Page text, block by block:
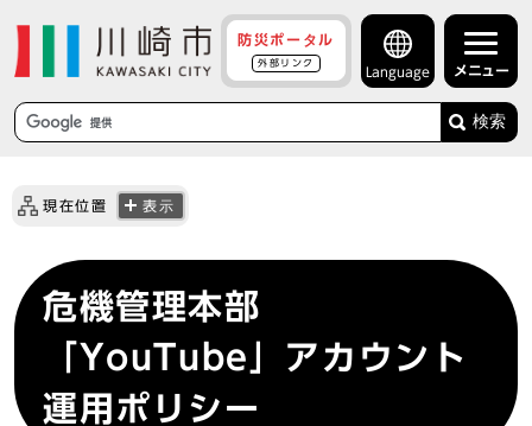
防災ポータル
外部リンク
Language メニュー
検索
現在位置 表示
危機管理本部
「YouTube」アカウント
運用ポリシー